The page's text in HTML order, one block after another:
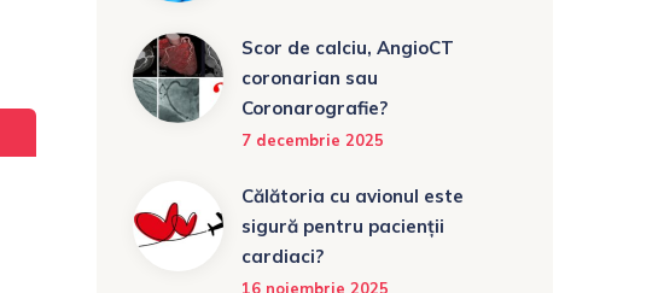
Scor de calciu, AngioCT
coronarian sau
Coronarografie?
7 decembrie 2025
Călătoria cu avionul este
sigură pentru pacienții
cardiaci?
16 noiembrie 2025